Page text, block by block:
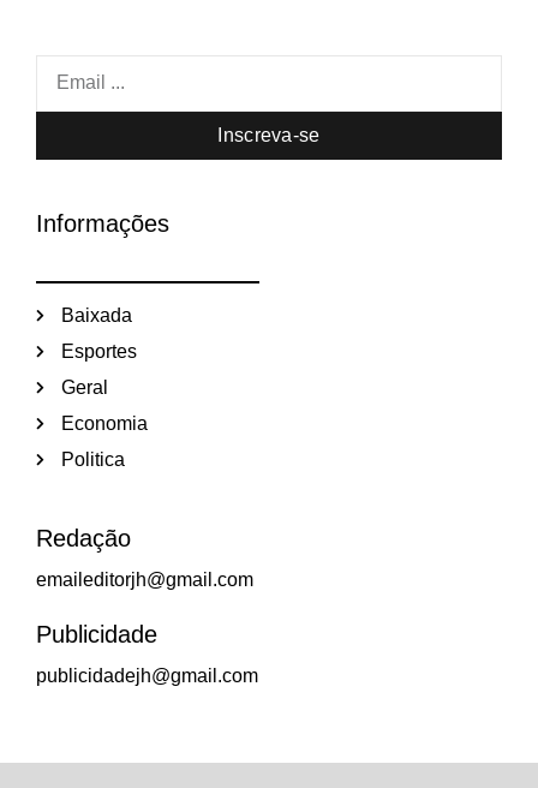
Inscreva-se
Informações
Baixada
Esportes
Geral
Economia
Politica
Redação
emaileditorjh@gmail.com
Publicidade
publicidadejh@gmail.com